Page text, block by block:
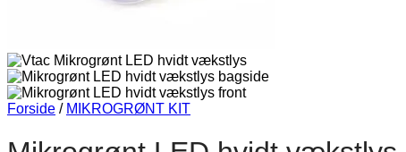
Forside / MIKROGRØNT KIT